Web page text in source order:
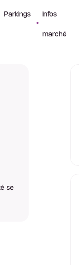
Parkings Infos
marché
se